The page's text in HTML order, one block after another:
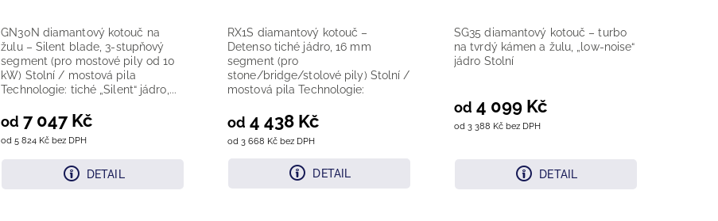
od 5 824 Kč bez DPH
od 7 047 Kč
DETAIL
GN30N diamantový kotouč na
žulu – Silent blade, 3-stupňový
segment (pro mostové pily od 10
kW) Stolní / mostová pila
Technologie: tiché „Silent“ jádro,...
od 3 668 Kč bez DPH
od 4 438 Kč
DETAIL
RX1S diamantový kotouč –
Detenso tiché jádro, 16 mm
segment (pro
stone/bridge/stolové pily) Stolní /
mostová pila Technologie:
od 3 388 Kč bez DPH
od 4 099 Kč
DETAIL
SG35 diamantový kotouč – turbo
na tvrdý kámen a žulu, „low-noise“
jádro Stolní